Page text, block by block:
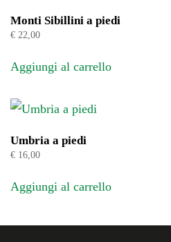
Monti Sibillini a piedi
€ 22,00
Aggiungi al carrello
Umbria a piedi
€ 16,00
Aggiungi al carrello